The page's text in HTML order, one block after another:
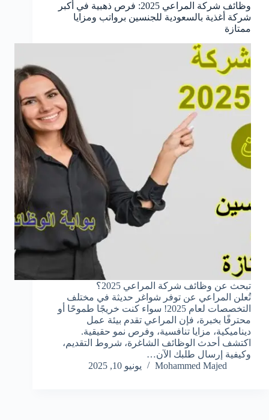
وظائف شركة المراعي 2025: فرص ذهبية في أكبر
شركة أغذية بالسعودية للجنسين برواتب ومزايا
ممتازة
تبحث عن وظائف شركة المراعي 2025؟
تُعلن المراعي عن توفر شواغر حديثة في مختلف
التخصصات لعام 2025! سواء كنت خريجًا طموحًا أو
محترفًا بخبرة، فإن المراعي تقدم بيئة عمل
ديناميكية، مزايا تنافسية، وفرص نمو حقيقية.
اكتشف أحدث الوظائف الشاغرة، شروط التقديم،
وكيفية إرسال طلبك الآن…
Mohammed Majed
يونيو 10, 2025